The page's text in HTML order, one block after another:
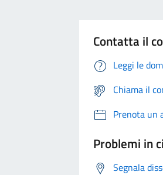
Contatta il
Leggi le
Chiama il
Prenota un
Problemi in
Segnala